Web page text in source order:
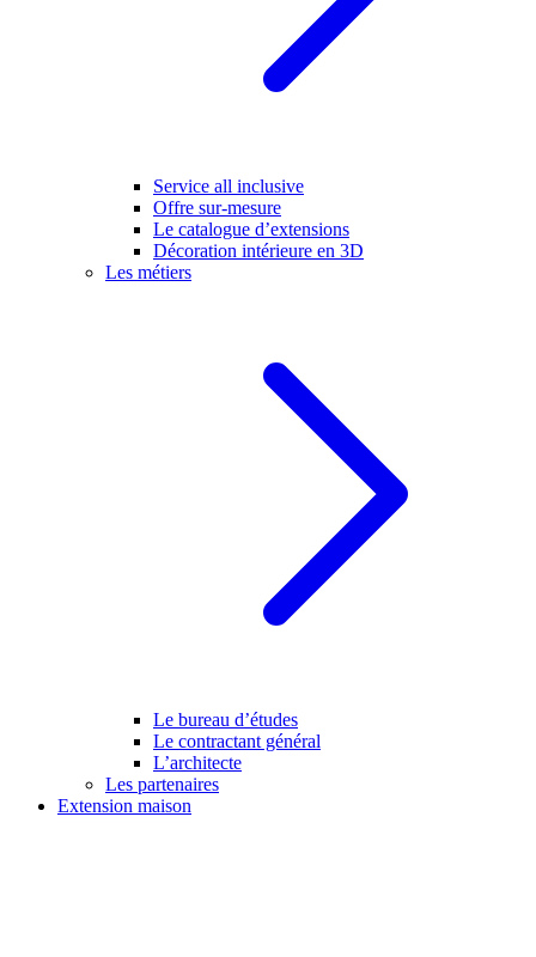
Service all inclusive
Offre sur-mesure
Le catalogue d’extensions
Décoration intérieure en 3D
Les métiers
Le bureau d’études
Le contractant général
L’architecte
Les partenaires
Extension maison